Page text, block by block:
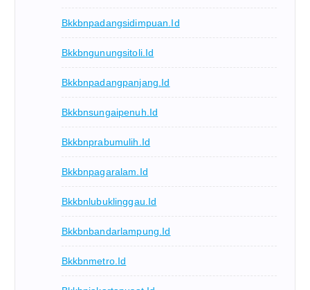
Bkkbnpadangsidimpuan.id
Bkkbngunungsitoli.id
Bkkbnpadangpanjang.id
Bkkbnsungaipenuh.id
Bkkbnprabumulih.id
Bkkbnpagaralam.id
Bkkbnlubuklinggau.id
Bkkbnbandarlampung.id
Bkkbnmetro.id